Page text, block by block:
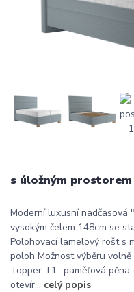
s úložným prostorem
Moderní luxusní
vysokým čelem 148cm se
Polohovací lamelový rošt s
poloh Možnost výběru
Topper T1 -paměťová pěna
otevír... celý popis